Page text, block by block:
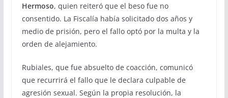
Hermoso, quien reiteró que el beso fue no
consentido. La Fiscalía había solicitado dos años y
medio de prisión, pero el fallo optó por la multa y la
orden de alejamiento.
Rubiales, que fue absuelto de coacción, comunicó
que recurrirá el fallo que le declara culpable de
agresión sexual. Según la propia resolución, la